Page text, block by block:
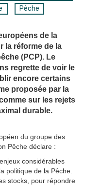
Pêche
de la
la réforme de la
(PCP). Le
regrette de voir le
encore certains
proposée par la
sur les rejets
durable.
du groupe des
Pêche déclare :
considérables
politique de la Pêche.
stocks, pour répondre